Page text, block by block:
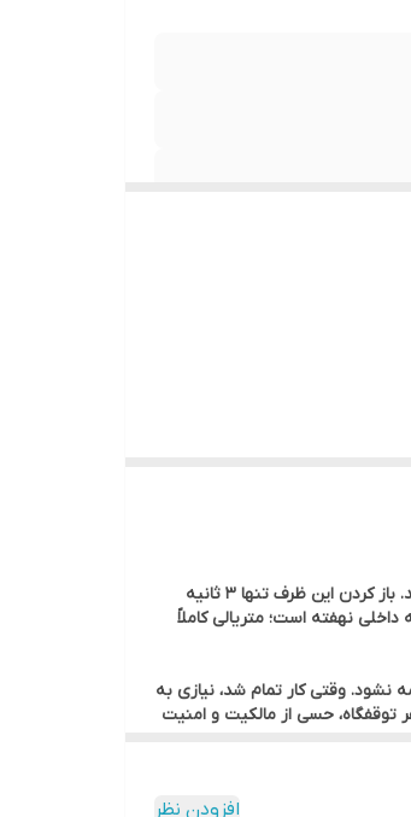
این ظرف خاک با طراحی تاشو و فوق‌العاده سبک، تعریف جدیدی از راحتی را ارائه می‌دهد. تصور کنید در یک هتل اقامت دارید یا در دل طبیعت کمپ زده‌اید. باز کردن این ظرف تنها ۳ ثانیه
نهفته است؛ متریالی کاملاً
وقتی کار تمام شد، نیازی به
حسی از مالکیت و امنیت
افزودن نظر